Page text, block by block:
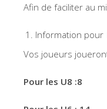
Afin de faciliter au
Information pour
Vos joueurs
Pour les U8 :8